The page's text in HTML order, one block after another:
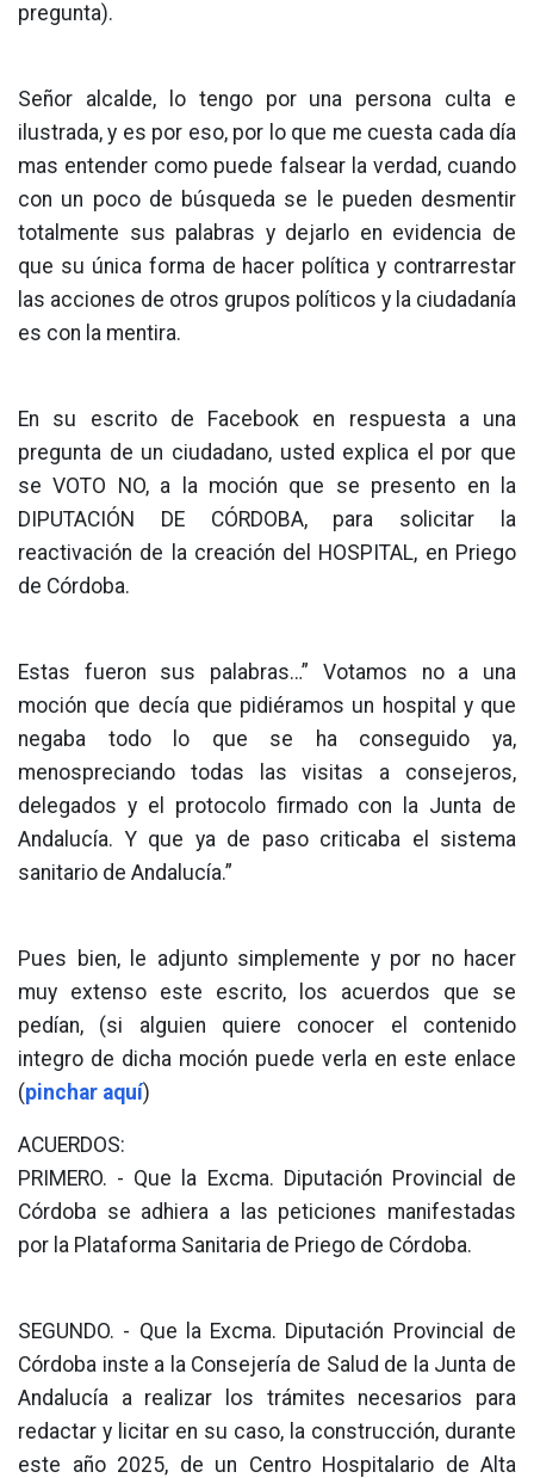
pregunta).
Señor alcalde, lo tengo por una persona culta e
ilustrada, y es por eso, por lo que me cuesta cada día
mas entender como puede falsear la verdad, cuando
con un poco de búsqueda se le pueden desmentir
totalmente sus palabras y dejarlo en evidencia de
que su única forma de hacer política y contrarrestar
las acciones de otros grupos políticos y la ciudadanía
es con la mentira.
En su escrito de Facebook en respuesta a una
pregunta de un ciudadano, usted explica el por que
se VOTO NO, a la moción que se presento en la
DIPUTACIÓN DE CÓRDOBA, para solicitar la
reactivación de la creación del HOSPITAL, en Priego
de Córdoba.
Estas fueron sus palabras…” Votamos no a una
moción que decía que pidiéramos un hospital y que
negaba todo lo que se ha conseguido ya,
menospreciando todas las visitas a consejeros,
delegados y el protocolo firmado con la Junta de
Andalucía. Y que ya de paso criticaba el sistema
sanitario de Andalucía.”
Pues bien, le adjunto simplemente y por no hacer
muy extenso este escrito, los acuerdos que se
pedían, (si alguien quiere conocer el contenido
integro de dicha moción puede verla en este enlace
(pinchar aquí)
ACUERDOS:
PRIMERO. - Que la Excma. Diputación Provincial de
Córdoba se adhiera a las peticiones manifestadas
por la Plataforma Sanitaria de Priego de Córdoba.
SEGUNDO. - Que la Excma. Diputación Provincial de
Córdoba inste a la Consejería de Salud de la Junta de
Andalucía a realizar los trámites necesarios para
redactar y licitar en su caso, la construcción, durante
este año 2025, de un Centro Hospitalario de Alta